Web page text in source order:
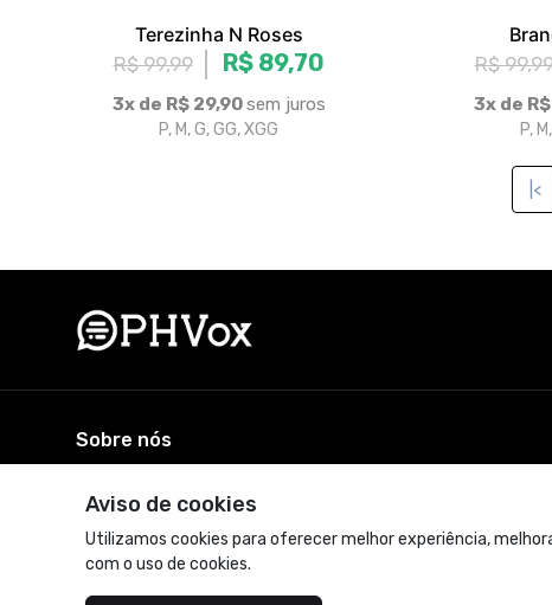
Aviso de cookies
Utilizamos cookies para oferecer melhor experiência,
com o uso de cookies.
A loja oficial do PHVox. Vista-se com estilo e personalidade.
Acompanhe-nos: